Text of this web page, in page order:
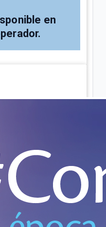
en nuestro flujo digital
en